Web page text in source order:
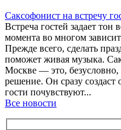
Саксофонист на встречу
Встреча гостей задает тон
момента во многом
Прежде всего, сделать
поможет живая музыка.
Москве — это,
решение. Он сразу
гости почувствуют...
Все новости